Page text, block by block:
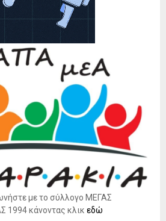
με το σύλλογο ΜΕΓΑΣ
κάνοντας κλικ εδώ